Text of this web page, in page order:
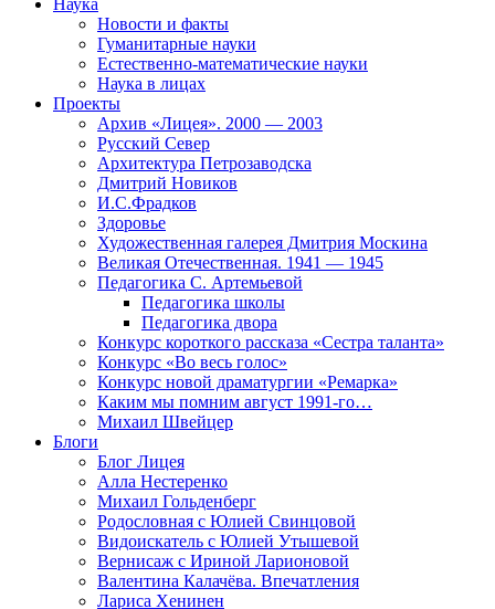
Наука
Новости и факты
Гуманитарные науки
Естественно-математические науки
Наука в лицах
Проекты
Архив «Лицея». 2000 — 2003
Русский Север
Архитектура Петрозаводска
Дмитрий Новиков
И.С.Фрадков
Здоровье
Художественная галерея Дмитрия Москина
Великая Отечественная. 1941 — 1945
Педагогика С. Артемьевой
Педагогика школы
Педагогика двора
Конкурс короткого рассказа «Сестра таланта»
Конкурс «Во весь голос»
Конкурс новой драматургии «Ремарка»
Каким мы помним август 1991-го…
Михаил Швейцер
Блоги
Блог Лицея
Алла Нестеренко
Михаил Гольденберг
Родословная с Юлией Свинцовой
Видоискатель с Юлией Утышевой
Вернисаж с Ириной Ларионовой
Валентина Калачёва. Впечатления
Лариса Хенинен